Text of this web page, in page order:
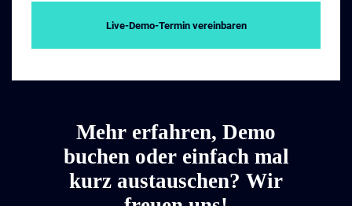
Live-Demo-Termin vereinbaren
Mehr erfahren, Demo
buchen oder einfach mal
kurz austauschen? Wir